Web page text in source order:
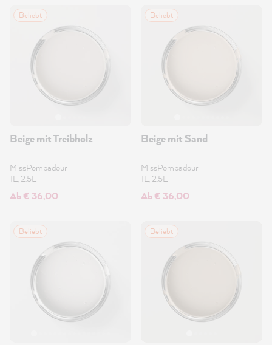
Beliebt
Beige mit Treibholz
MissPompadour
1L, 2.5L
Ab € 36,00
Beliebt
Beige mit Sand
MissPompadour
1L, 2.5L
Ab € 36,00
Beliebt Beliebt